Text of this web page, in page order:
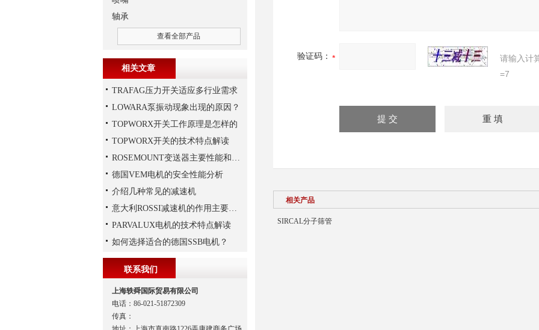
验证码：
请输入计
=7
相关产品
SIRCAL分子筛管
轴承
查看全部产品
相关文章
TRAFAG压力开关适应多行业需求
LOWARA泵振动现象出现的原因？
TOPWORX开关工作原理是怎样的
TOPWORX开关的技术特点解读
ROSEMOUNT变送器主要性能和结构
德国VEM电机的安全性能分析
介绍几种常见的减速机
意大利ROSSI减速机的作用主要包括哪些？
PARVALUX电机的技术特点解读
如何选择适合的德国SSB电机？
联系我们
上海轶舜国际贸易有限公司
电话：86-021-51872309
传真：